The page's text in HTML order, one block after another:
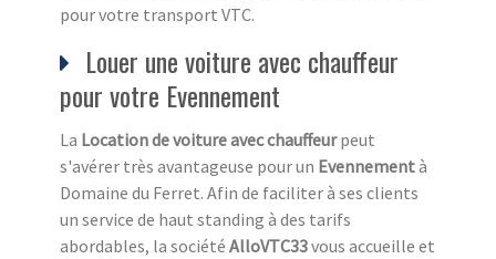
pour votre transport VTC.
Louer une voiture avec chauffeur
pour votre Evennement
La Location de voiture avec chauffeurpeut
s'avérer très avantageuse pour un Evennementà
Domaine du Ferret. Afin de faciliter à ses clients
un service de haut standing à des tarifs
abordables, la société AlloVTC33vous accueille et